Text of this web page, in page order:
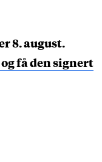
8. august.
få den signert